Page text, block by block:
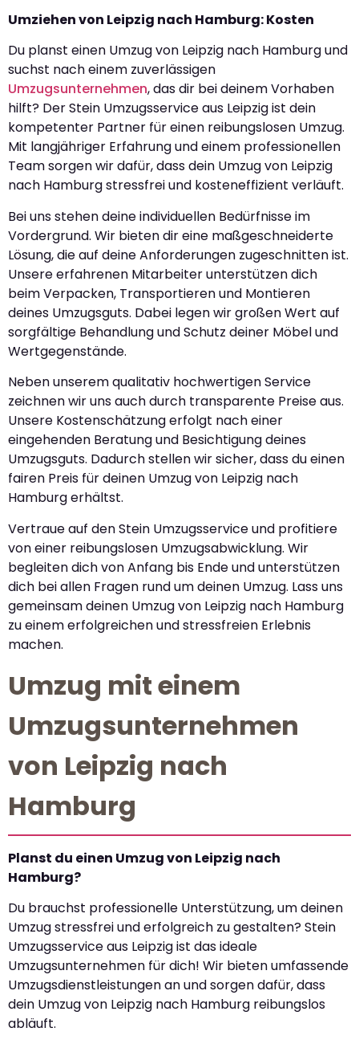
Umziehen von Leipzig nach Hamburg: Kosten
Du planst einen Umzug von Leipzig nach Hamburg und
suchst nach einem zuverlässigen
Umzugsunternehmen, das dir bei deinem Vorhaben
hilft? Der Stein Umzugsservice aus Leipzig ist dein
kompetenter Partner für einen reibungslosen Umzug.
Mit langjähriger Erfahrung und einem professionellen
Team sorgen wir dafür, dass dein Umzug von Leipzig
nach Hamburg stressfrei und kosteneffizient verläuft.
Bei uns stehen deine individuellen Bedürfnisse im
Vordergrund. Wir bieten dir eine maßgeschneiderte
Lösung, die auf deine Anforderungen zugeschnitten ist.
Unsere erfahrenen Mitarbeiter unterstützen dich
beim Verpacken, Transportieren und Montieren
deines Umzugsguts. Dabei legen wir großen Wert auf
sorgfältige Behandlung und Schutz deiner Möbel und
Wertgegenstände.
Neben unserem qualitativ hochwertigen Service
zeichnen wir uns auch durch transparente Preise aus.
Unsere Kostenschätzung erfolgt nach einer
eingehenden Beratung und Besichtigung deines
Umzugsguts. Dadurch stellen wir sicher, dass du einen
fairen Preis für deinen Umzug von Leipzig nach
Hamburg erhältst.
Vertraue auf den Stein Umzugsservice und profitiere
von einer reibungslosen Umzugsabwicklung. Wir
begleiten dich von Anfang bis Ende und unterstützen
dich bei allen Fragen rund um deinen Umzug. Lass uns
gemeinsam deinen Umzug von Leipzig nach Hamburg
zu einem erfolgreichen und stressfreien Erlebnis
machen.
Umzug mit einem
Umzugsunternehmen
von Leipzig nach
Hamburg
Planst du einen Umzug von Leipzig nach
Hamburg?
Du brauchst professionelle Unterstützung, um deinen
Umzug stressfrei und erfolgreich zu gestalten? Stein
Umzugsservice aus Leipzig ist das ideale
Umzugsunternehmen für dich! Wir bieten umfassende
Umzugsdienstleistungen an und sorgen dafür, dass
dein Umzug von Leipzig nach Hamburg reibungslos
abläuft.